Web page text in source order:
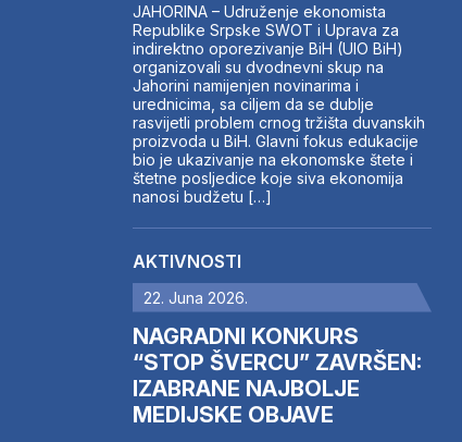
JAHORINA – Udruženje ekonomista
Republike Srpske SWOT i Uprava za
indirektno oporezivanje BiH (UIO BiH)
organizovali su dvodnevni skup na
Jahorini namijenjen novinarima i
urednicima, sa ciljem da se dublje
rasvijetli problem crnog tržišta duvanskih
proizvoda u BiH. Glavni fokus edukacije
bio je ukazivanje na ekonomske štete i
štetne posljedice koje siva ekonomija
nanosi budžetu […]
AKTIVNOSTI
22. Juna 2026.
NAGRADNI KONKURS
“STOP ŠVERCU” ZAVRŠEN:
IZABRANE NAJBOLJE
MEDIJSKE OBJAVE